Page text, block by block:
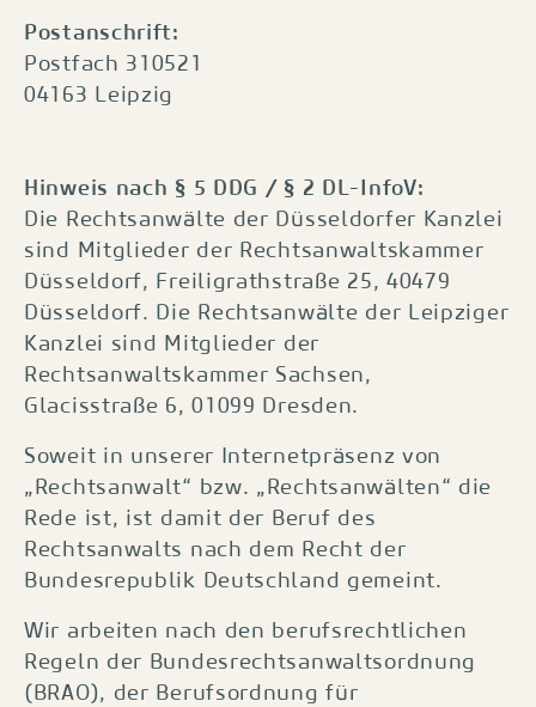
Postanschrift:
Postfach 310521
04163 Leipzig
Hinweis nach § 5 DDG / § 2 DL-InfoV:
Die Rechtsanwälte der Düsseldorfer Kanzlei
sind Mitglieder der Rechtsanwaltskammer
Düsseldorf, Freiligrathstraße 25, 40479
Düsseldorf. Die Rechtsanwälte der Leipziger
Kanzlei sind Mitglieder der
Rechtsanwaltskammer Sachsen,
Glacisstraße 6, 01099 Dresden.
Soweit in unserer Internetpräsenz von
„Rechtsanwalt“ bzw. „Rechtsanwälten“ die
Rede ist, ist damit der Beruf des
Rechtsanwalts nach dem Recht der
Bundesrepublik Deutschland gemeint.
Wir arbeiten nach den berufsrechtlichen
Regeln der Bundesrechtsanwaltsordnung
(BRAO), der Berufsordnung für